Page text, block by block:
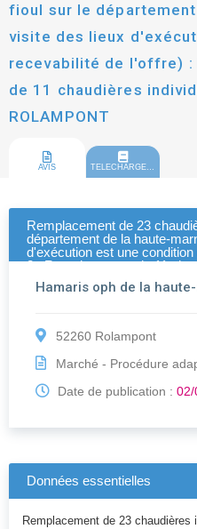
fioul sur le
visite des lieux
recevabilité de l'offre) :
de 11 chaudières
ROLAMPONT
AVIS TELECHARGEMENT
Remplacement de 23
département de la haute-
d'exécution est une
2 : Remplacement de 11
ROLAMPONT
Hamaris oph de la
52260 Rolampont
Marché - Procédure
Date de publication : 02/
Données essentielles
Remplacement de 23